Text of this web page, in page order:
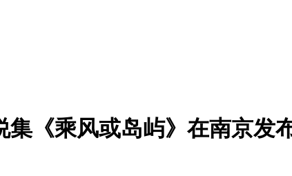
《乘风或岛屿》在南京发